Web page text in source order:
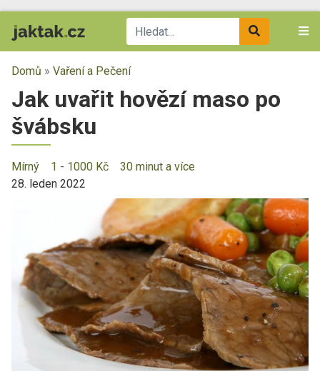
Domů » Vaření a Pečení
Jak uvařit hovězí maso po
švábsku
Mírný 1 - 1000 Kč
30 minut a více
28. leden 2022